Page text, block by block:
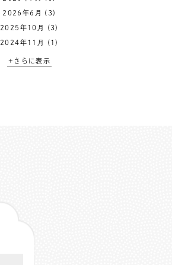
2026年6月 (3)
2025年10月 (3)
2024年11月 (1)
+さらに表示